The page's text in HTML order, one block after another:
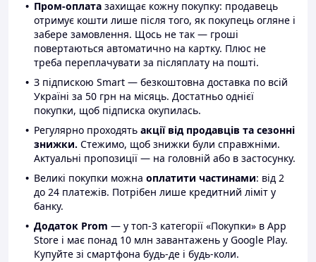
Пром-оплата захищає кожну покупку: продавець
отримує кошти лише після того, як покупець огляне і
забере замовлення. Щось не так — гроші
повертаються автоматично на картку. Плюс не
треба переплачувати за післяплату на пошті.
З підпискою Smart — безкоштовна доставка по всій
Україні за 50 грн на місяць. Достатньо однієї
покупки, щоб підписка окупилась.
Регулярно проходять акції від продавців та сезонні
знижки. Стежимо, щоб знижки були справжніми.
Актуальні пропозиції — на головній або в застосунку.
Великі покупки можна оплатити частинами: від 2
до 24 платежів. Потрібен лише кредитний ліміт у
банку.
Додаток Prom — у топ-3 категорії «Покупки» в App
Store і має понад 10 млн завантажень у Google Play.
Купуйте зі смартфона будь-де і будь-коли.